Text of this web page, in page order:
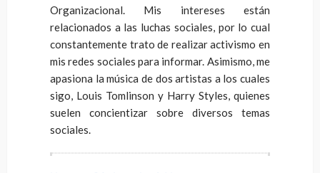
Organizacional. Mis intereses están
relacionados a las luchas sociales, por lo cual
constantemente trato de realizar activismo en
mis redes sociales para informar. Asimismo, me
apasiona la música de dos artistas a los cuales
sigo, Louis Tomlinson y Harry Styles, quienes
suelen concientizar sobre diversos temas
sociales.